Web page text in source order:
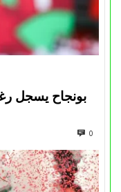
بونجاح يسجل
0